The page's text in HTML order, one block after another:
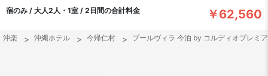
宿のみ / 大人2人・1室 / 2日間の合計料金 ￥62,560
沖楽 沖縄ホテル 今帰仁村 プールヴィラ 今泊 by コルディオプレミ